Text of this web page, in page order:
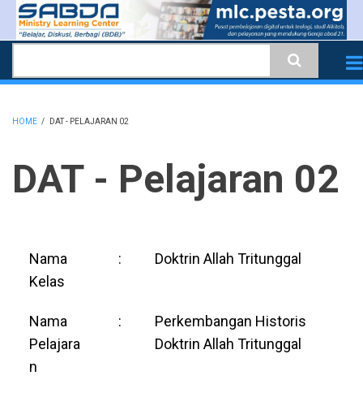
Skip
content
HOME / DAT - PELAJARAN 02
DAT - Pelajaran 02
Nama
Kelas
: Doktrin Allah Tritunggal
Nama
Pelajara
n
:
Perkembangan Historis
Doktrin Allah Tritunggal